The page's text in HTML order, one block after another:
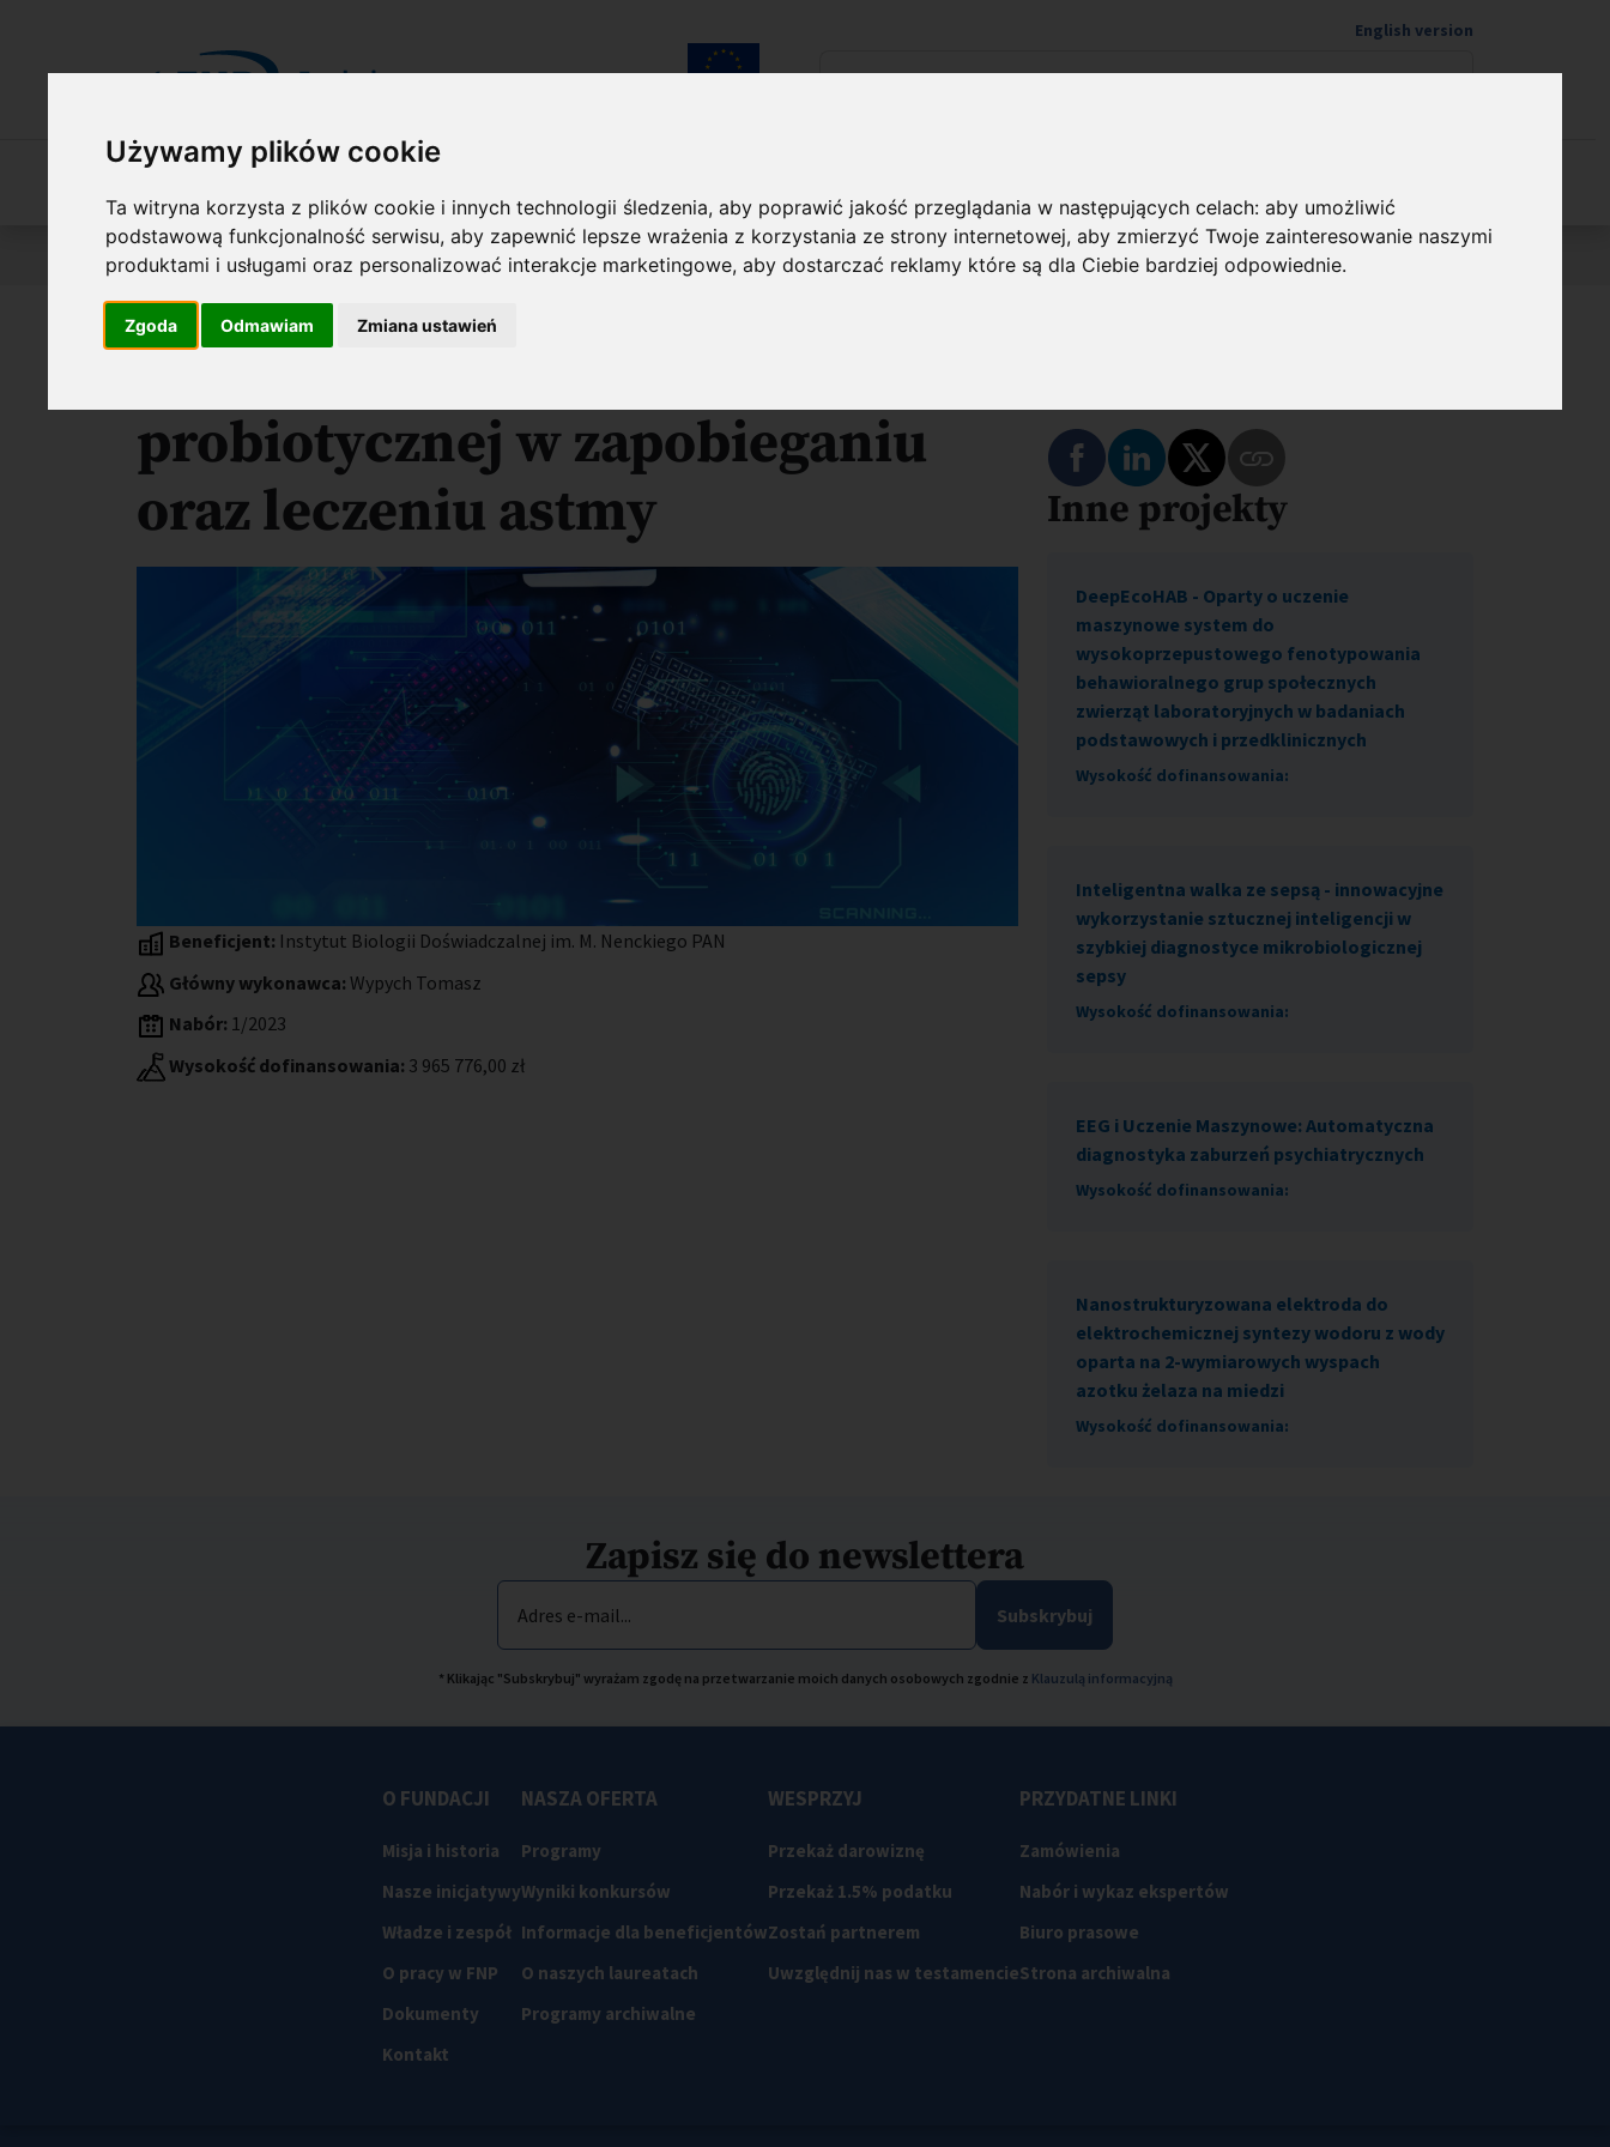
Używamy plików cookie
Ta witryna korzysta z plików cookie i innych technologii śledzenia, aby poprawić jakość przeglądania w następujących celach:aby umożliwić
podstawową funkcjonalność serwisu,aby zapewnić lepsze wrażenia z korzystania ze strony internetowej,aby zmierzyć Twoje zainteresowanie naszymi
produktami i usługami oraz personalizować interakcje marketingowe,aby dostarczać reklamy które są dla Ciebie bardziej odpowiednie.
Zgoda Odmawiam Zmiana ustawień
English version
Jesteś tutaj:
Wyniki konkursów FIRST TEAM FENG O projekcie
probiotycznej w zapobieganiu
oraz leczeniu astmy
Beneficjent: Instytut Biologii Doświadczalnej im. M. Nenckiego PAN
Główny wykonawca: Wypych Tomasz
Nabór: 1/2023
Wysokość dofinansowania: 3 965 776,00 zł
Podziel się na Facebooku
Podziel się na LinkedIn
Podziel się na Twitterze
Skopiuj link do tego programu
Inne projekty
DeepEcoHAB - Oparty o uczenie
maszynowe system do
wysokoprzepustowego fenotypowania
behawioralnego grup społecznych
zwierząt laboratoryjnych w badaniach
podstawowych i przedklinicznych
Wysokość dofinansowania:
Inteligentna walka ze sepsą - innowacyjne
wykorzystanie sztucznej inteligencji w
szybkiej diagnostyce mikrobiologicznej
sepsy
Wysokość dofinansowania:
EEG i Uczenie Maszynowe: Automatyczna
diagnostyka zaburzeń psychiatrycznych
Wysokość dofinansowania:
Nanostrukturyzowana elektroda do
elektrochemicznej syntezy wodoru z wody
oparta na 2-wymiarowych wyspach
azotku żelaza na miedzi
Wysokość dofinansowania:
Zapisz się do newslettera
Adres e-mail... Subskrybuj
* Klikając "Subskrybuj" wyrażam zgodę na przetwarzanie moich danych osobowych zgodnie z Klauzulą informacyjną
O FUNDACJI
Misja i historia
Nasze inicjatywy
Władze i zespół
O pracy w FNP
Dokumenty
Kontakt
NASZA OFERTA
Programy
Wyniki konkursów
Informacje dla beneficjentów
O naszych laureatach
Programy archiwalne
WESPRZYJ
Przekaż darowiznę
Przekaż 1.5% podatku
Zostań partnerem
Uwzględnij nas w testamencie
PRZYDATNE LINKI
Zamówienia
Nabór i wykaz ekspertów
Biuro prasowe
Strona archiwalna